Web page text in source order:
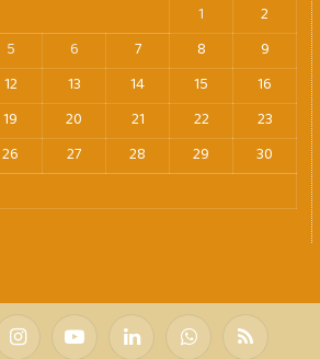
1
2
5 6 7 8
9
12 13 14 15
16
19 20 21 22
23
26 27 28 29
30
InstagramYouTubeLinkedIn WhatsAppRSS